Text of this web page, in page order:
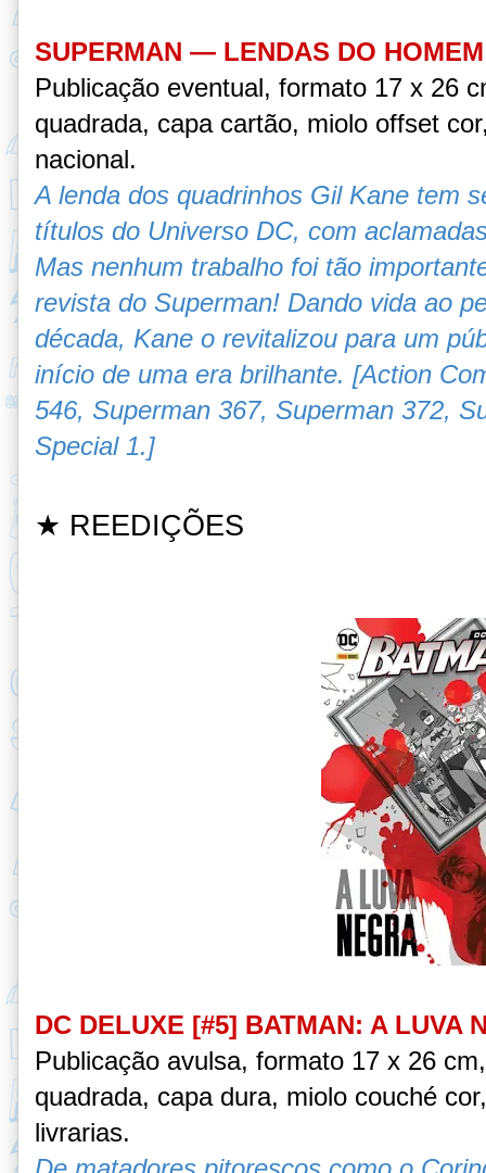
SUPERMAN — LENDAS DO
Publicação eventual, formato 17 x 26
quadrada, capa cartão, miolo offset
nacional.
A lenda dos quadrinhos Gil Kane tem
títulos do Universo DC, com
Mas nenhum trabalho foi tão
revista do Superman! Dando vida ao
década, Kane o revitalizou para um
início de uma era brilhante. [Action
546, Superman 367, Superman 372,
Special 1.]
★ REEDIÇÕES
DC DELUXE [#5] BATMAN: A LUVA
Publicação avulsa, formato 17 x 26
quadrada, capa dura, miolo couché
livrarias.